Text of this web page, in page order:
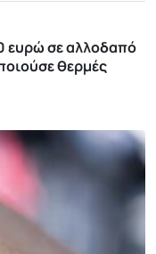
ευρώ σε αλλοδαπό
θερμές